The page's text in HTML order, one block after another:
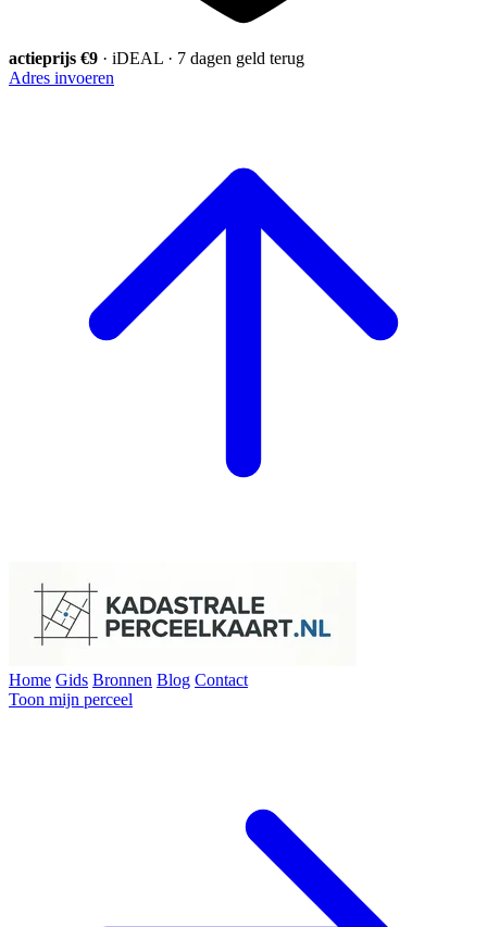
actieprijs €9 · iDEAL · 7 dagen geld terug
Adres invoeren
Home Gids Bronnen Blog Contact
Toon mijn perceel